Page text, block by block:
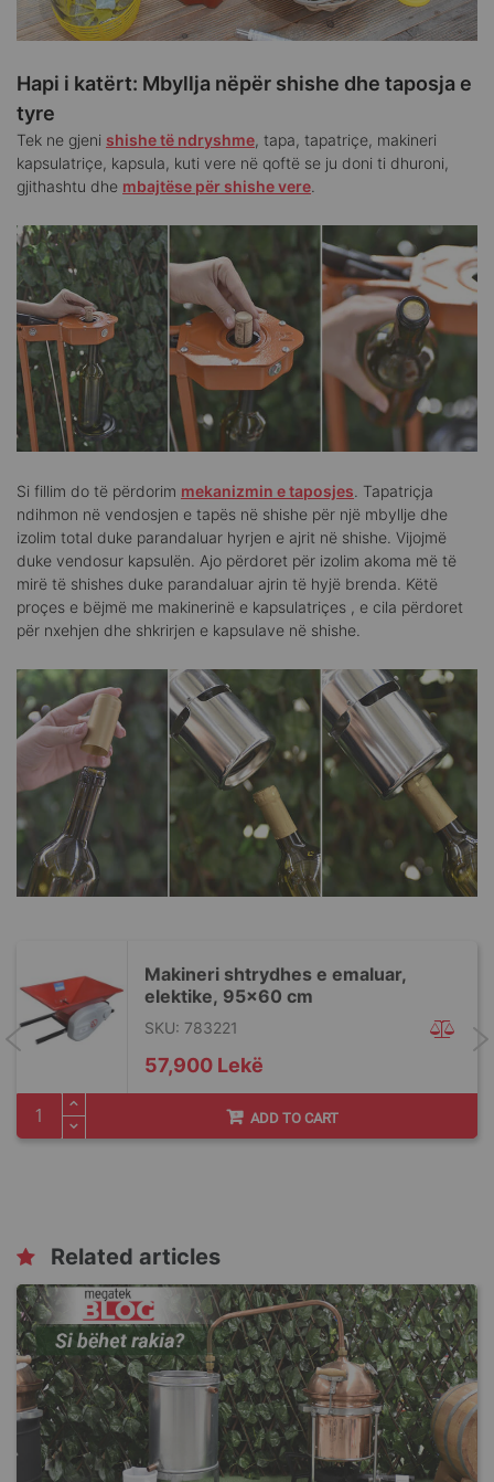
Hapi i katërt: Mbyllja nëpër shishe dhe taposja e
tyre
Tek ne gjeni shishe të ndryshme, tapa, tapatriçe, makineri
kapsulatriçe, kapsula, kuti vere në qoftë se ju doni ti dhuroni,
gjithashtu dhe mbajtëse për shishe vere
Si fillim do të përdorim mekanizmin e taposjes . Tapatriçja
ndihmon në vendosjen e tapës në shishe për një mbyllje dhe
izolim total duke parandaluar hyrjen e ajrit në shishe. Vijojmë
duke vendosur kapsulën. Ajo përdoret për izolim akoma më të
mirë të shishes duke parandaluar ajrin të hyjë brenda. Këtë
proçes e bëjmë me makinerinë e kapsulatriçes , e cila përdoret
për nxehjen dhe shkrirjen e kapsulave në shishe.
Makineri shtrydhes e emaluar,
elektike, 95x60 cm
57,900 Lekë
SKU: 783221
ADD TO CART
Related articles